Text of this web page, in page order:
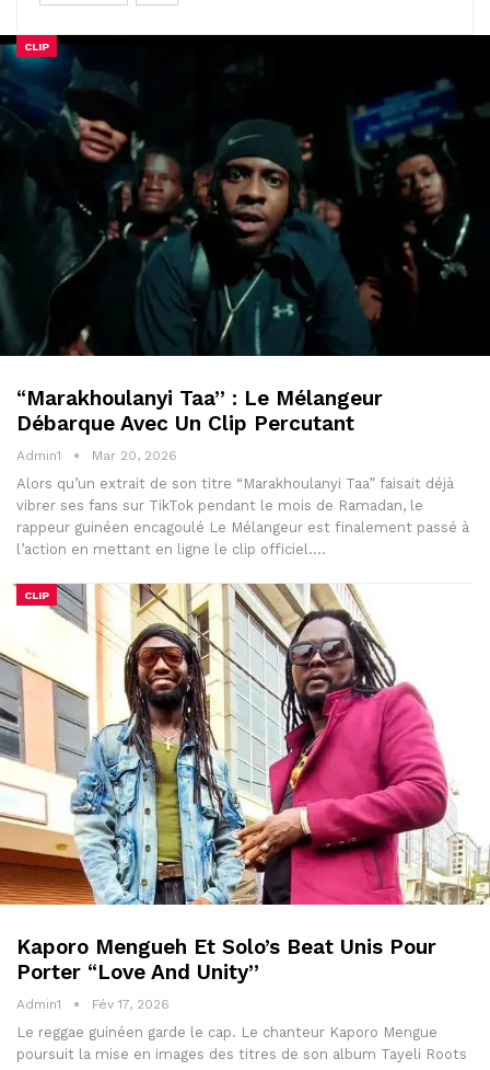
CLIP
“Marakhoulanyi Taa” : Le Mélangeur
Débarque Avec Un Clip Percutant
Admin1 Mar 20, 2026
Alors qu’un extrait de son titre “Marakhoulanyi Taa” faisait déjà
vibrer ses fans sur TikTok pendant le mois de Ramadan, le
rappeur guinéen encagoulé Le Mélangeur est finalement passé à
l’action en mettant en ligne le clip officiel.…
CLIP
Kaporo Mengueh Et Solo’s Beat Unis Pour
Porter “Love And Unity”
Admin1 Fév 17, 2026
Le reggae guinéen garde le cap. Le chanteur Kaporo Mengue
poursuit la mise en images des titres de son album Tayeli Roots